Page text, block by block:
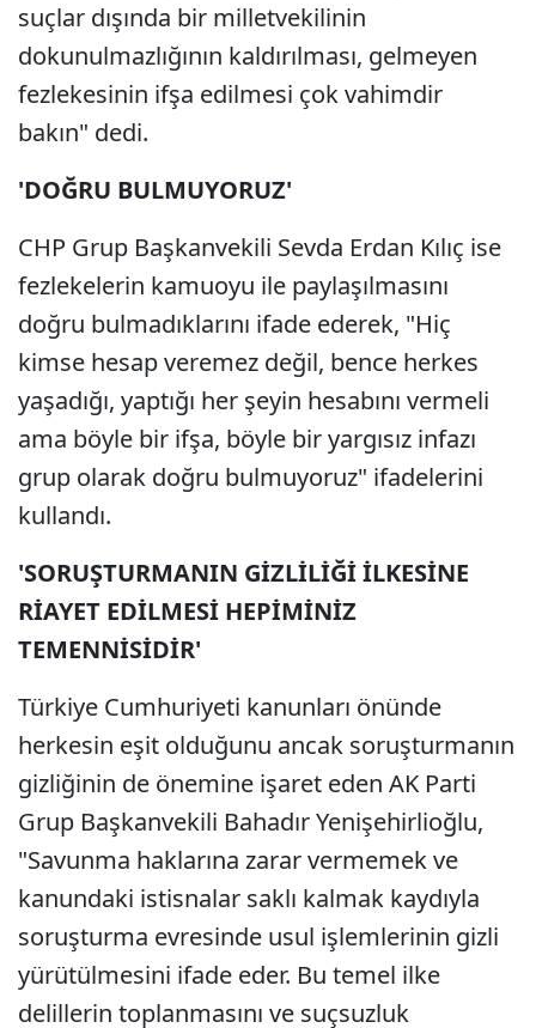
suçlar dışında bir milletvekilinin
dokunulmazlığının kaldırılması, gelmeyen
fezlekesinin ifşa edilmesi çok vahimdir
bakın" dedi.
'DOĞRU BULMUYORUZ'
CHP Grup Başkanvekili Sevda Erdan Kılıç ise
fezlekelerin kamuoyu ile paylaşılmasını
doğru bulmadıklarını ifade ederek, "Hiç
kimse hesap veremez değil, bence herkes
yaşadığı, yaptığı her şeyin hesabını vermeli
ama böyle bir ifşa, böyle bir yargısız infazı
grup olarak doğru bulmuyoruz" ifadelerini
kullandı.
'SORUŞTURMANIN GİZLİLİĞİ İLKESİNE
RİAYET EDİLMESİ HEPİMİNİZ
TEMENNİSİDİR'
Türkiye Cumhuriyeti kanunları önünde
herkesin eşit olduğunu ancak soruşturmanın
gizliğinin de önemine işaret eden AK Parti
Grup Başkanvekili Bahadır Yenişehirlioğlu,
"Savunma haklarına zarar vermemek ve
kanundaki istisnalar saklı kalmak kaydıyla
soruşturma evresinde usul işlemlerinin gizli
yürütülmesini ifade eder. Bu temel ilke
delillerin toplanmasını ve suçsuzluk